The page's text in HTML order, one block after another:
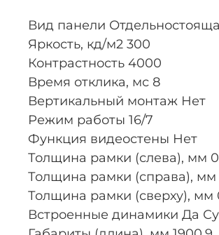
Вид панели
Яркость, кд/м2 300
Контрастность 4000
Время отклика, мс 8
Вертикальный монтаж Нет
Режим работы 16/7
Функция видеостены Нет
Толщина рамки (слева), мм 0
Толщина рамки (справа), мм
Толщина рамки (сверху),
Встроенные динамики Да